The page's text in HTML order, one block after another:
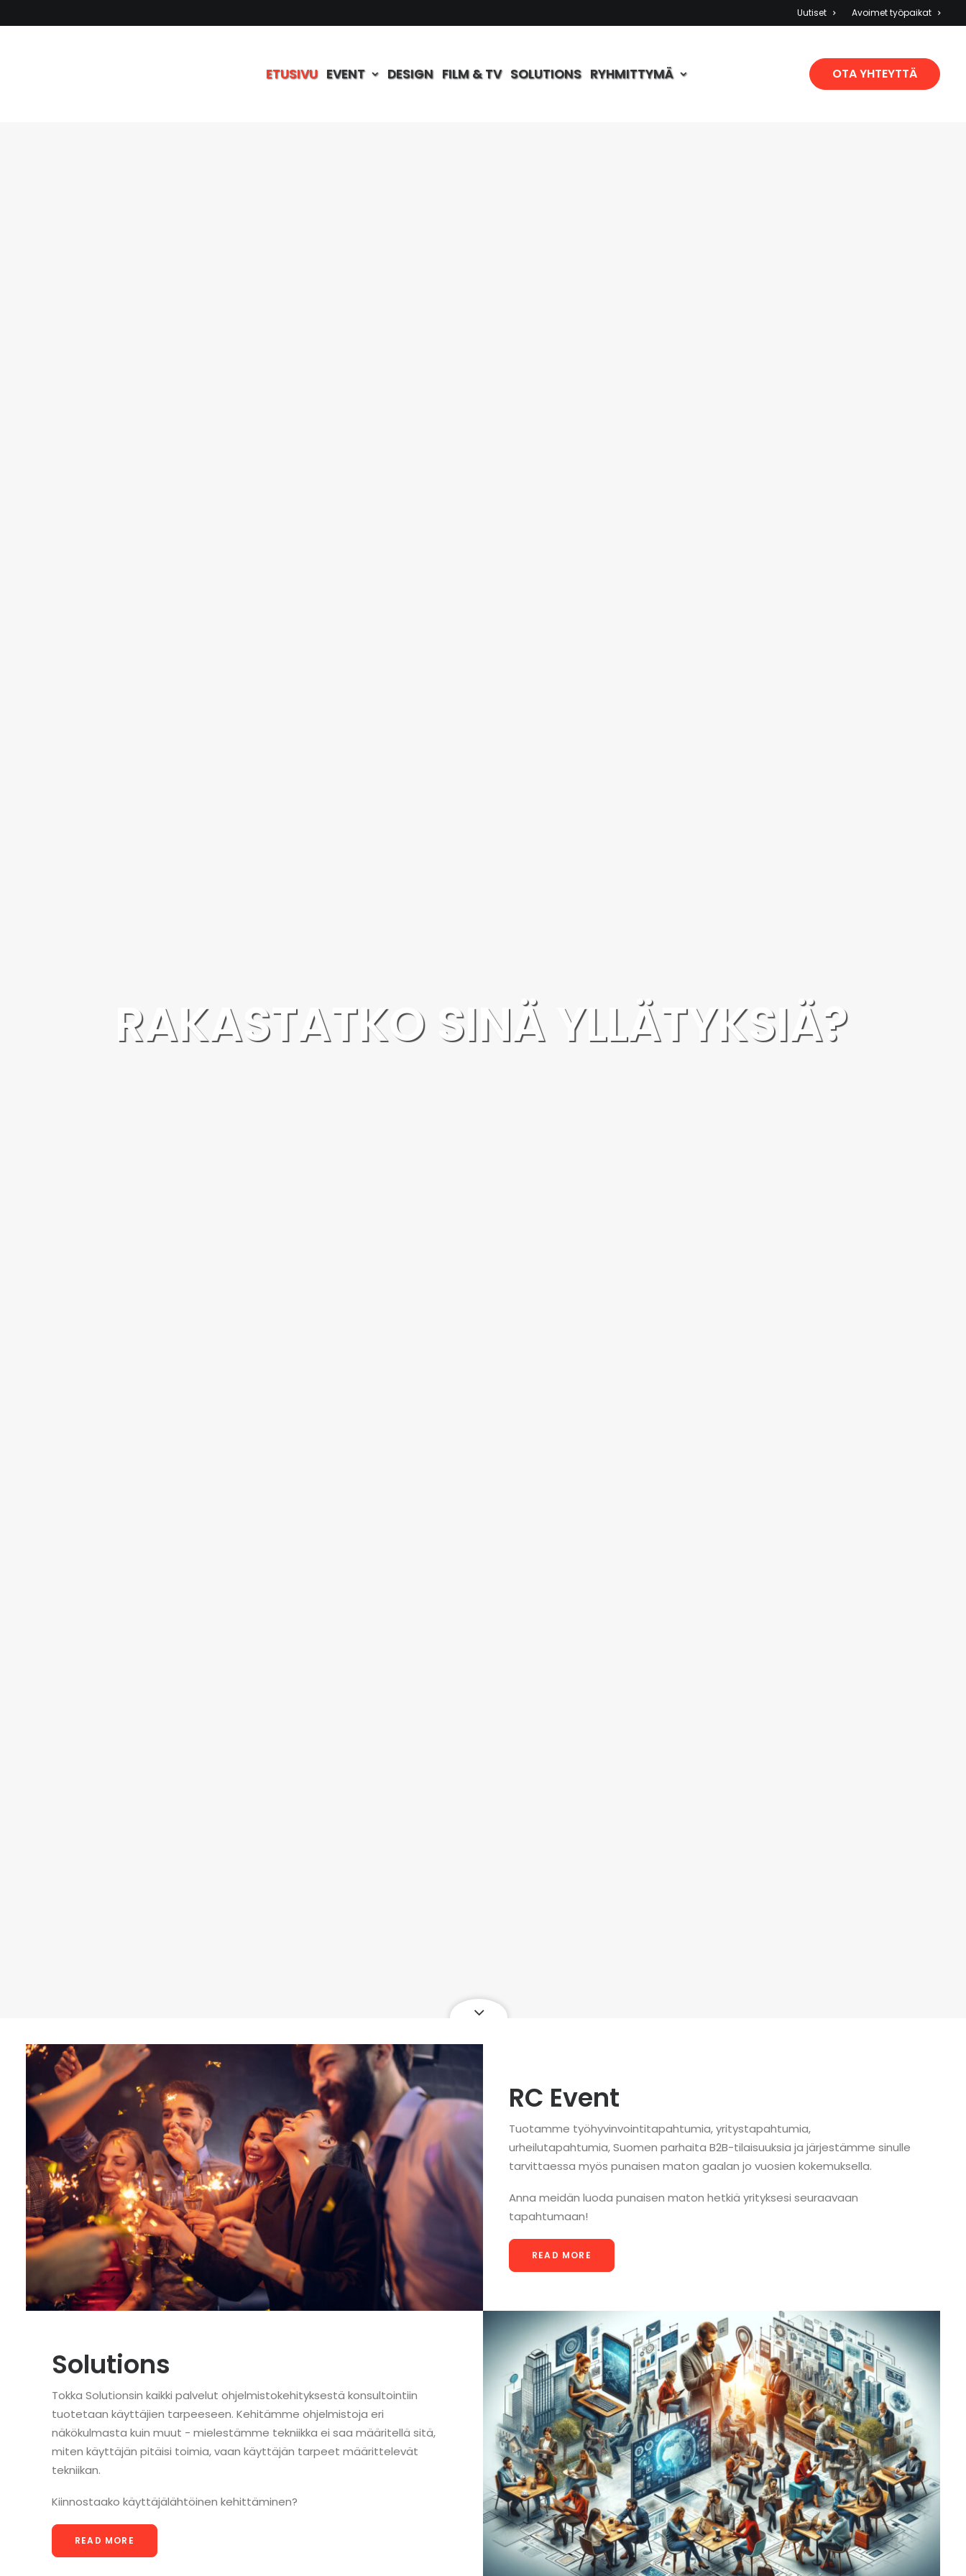
Uutiset Avoimet työpaikat
ETUSIVU EVENT DESIGN FILM & TV SOLUTIONS RYHMITTYMÄ OTA YHTEYTTÄ
RAKASTATKO SINÄ YLLÄTYKSIÄ?
RC Event
Tuotamme työhyvinvointitapahtumia, yritystapahtumia,
urheilutapahtumia, Suomen parhaita B2B-tilaisuuksia ja järjestämme sinulle
tarvittaessa myös punaisen maton gaalan jo vuosien kokemuksella.
Anna meidän luoda punaisen maton hetkiä yrityksesi seuraavaan
tapahtumaan!
READ MORE
Solutions
Tokka Solutionsin kaikki palvelut ohjelmisto­kehityksestä konsultointiin
tuotetaan käyttäjien tarpeeseen. Kehitämme ohjelmistoja eri
näkökulmasta kuin muut - mielestämme tekniikka ei saa määritellä sitä,
miten käyttäjän pitäisi toimia, vaan käyttäjän tarpeet määrittelevät
tekniikan.
Kiinnostaako käyttäjälähtöinen kehittäminen?
READ MORE